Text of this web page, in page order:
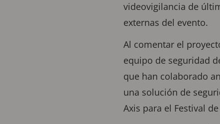
videovigilancia de
externas del evento.
Al comentar el
equipo de seguridad
que han colaborado
una solución de
Axis para el Festival